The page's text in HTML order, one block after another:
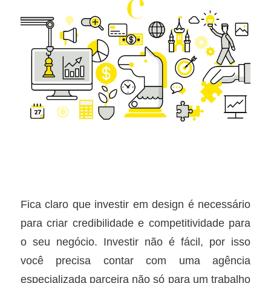
Fica claro que investir em design é necessário
para criar credibilidade e competitividade para
o seu negócio. Investir não é fácil, por isso
você precisa contar com uma agência
especializada parceira não só para um trabalho